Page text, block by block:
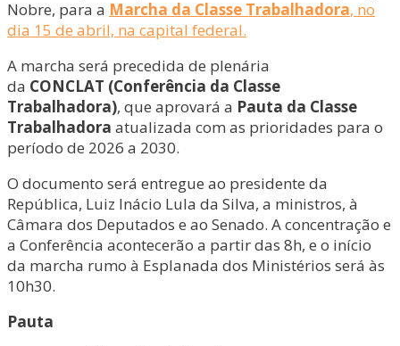
Nobre, para a Marcha da Classe Trabalhadora, no
dia 15 de abril, na capital federal.
A marcha será precedida de plenária
da CONCLAT (Conferência da Classe
Trabalhadora), que aprovará a Pauta da Classe
Trabalhadora atualizada com as prioridades para o
período de 2026 a 2030.
O documento será entregue ao presidente da
República, Luiz Inácio Lula da Silva, a ministros, à
Câmara dos Deputados e ao Senado. A concentração e
a Conferência acontecerão a partir das 8h, e o início
da marcha rumo à Esplanada dos Ministérios será às
10h30.
Pauta